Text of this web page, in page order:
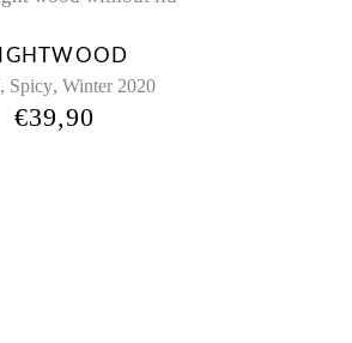
, Spicy, Winter 2020
€39,90